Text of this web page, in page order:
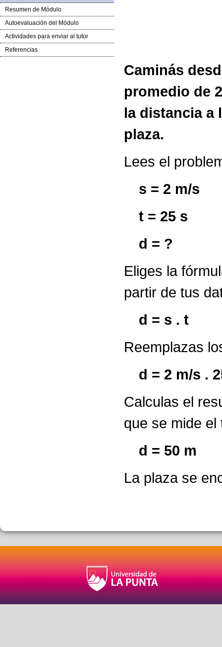
Resumen de Módulo
Autoevaluación del Módulo
Actividades para enviar al tutor
Referencias
Caminás
promedio de
la distancia a
plaza.
Lees el
s = 2 m/s
t = 25 s
d = ?
Eliges la
partir de tus
d = s . t
Reemplazas
d = 2 m/s .
Calculas el
que se mide el
d = 50 m
La plaza se